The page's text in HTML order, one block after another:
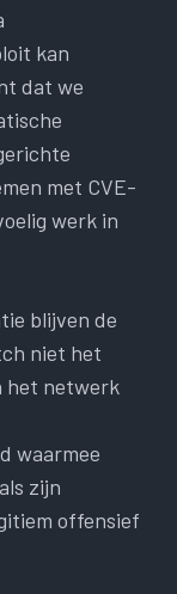
kan
dat we
met CVE-
werk in
blijven de
niet het
het netwerk
waarmee
zijn
offensief